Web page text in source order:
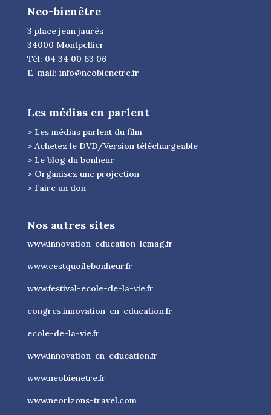
Neo-bienêtre
3 place jean jaurès
34000 Montpellier
Tél: 04 34 00 63 06
E-mail: info@neobienetre.fr
Les médias en parlent
> Les médias parlent du film
> Achetez le DVD/Version téléchargeable
> Le blog du bonheur
> Organisez une projection
> Faire un don
Nos autres sites
www.innovation-education-lemag.fr
www.cestquoilebonheur.fr
www.festival-ecole-de-la-vie.fr
congres.innovation-en-education.fr
ecole-de-la-vie.fr
www.innovation-en-education.fr
www.neobienetre.fr
www.neorizons-travel.com